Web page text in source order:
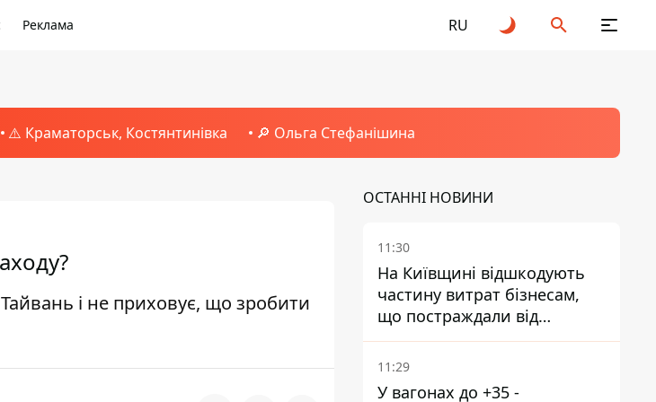
Реклама RU
⚠️ Краматорськ, Костянтинівка 🔎 Ольга Стефанішина
і не приховує, що зробити
ОСТАННІ НОВИНИ
11:30
На Київщині відшкодують
частину витрат бізнесам,
що постраждали від
прильотів ракет
11:29
У вагонах до +35 -